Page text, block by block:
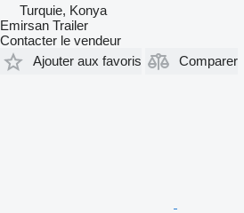
Turquie, Konya
Emirsan Trailer
Contacter le vendeur
Ajouter aux favoris
Comparer